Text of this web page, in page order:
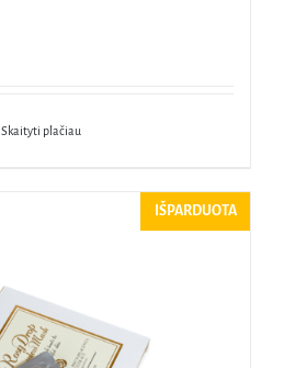
Skaityti plačiau
IŠPARDUOTA